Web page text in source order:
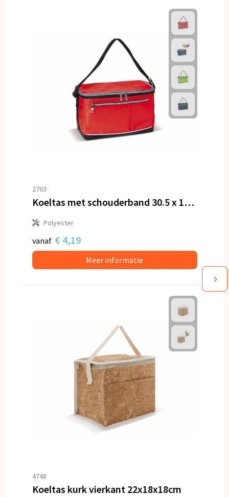
2763
Koeltas met schouderband 30.5 x 17 x 19 cm
Polyester
vanaf € 4,19
Meer informatie
4748
Koeltas kurk vierkant 22x18x18cm